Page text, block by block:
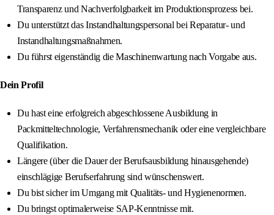
Transparenz und Nachverfolgbarkeit im Produktionsprozess bei.
Du unterstützt das Instandhaltungspersonal bei Reparatur- und
Instandhaltungsmaßnahmen.
Du führst eigenständig die Maschinenwartung nach Vorgabe aus.
Dein Profil
Du hast eine erfolgreich abgeschlossene Ausbildung in
Packmitteltechnologie, Verfahrensmechanik oder eine vergleichbare
Qualifikation.
Längere (über die Dauer der Berufsausbildung hinausgehende)
einschlägige Berufserfahrung sind wünschenswert.
Du bist sicher im Umgang mit Qualitäts- und Hygienenormen.
Du bringst optimalerweise SAP-Kenntnisse mit.